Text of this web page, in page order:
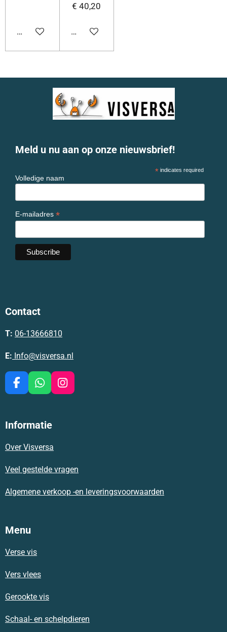
In winkelwagen
€ 40,20
In winkelwagen
Meld u nu aan op onze nieuwsbrief!
* indicates required
Volledige naam
E-mailadres *
Contact
T: 06-13666810
E: Info@visversa.nl
F
a
b
o
W
h
s
p
I
n
m
Informatie
Over Visversa
Veel gestelde vragen
Algemene verkoop -en leveringsvoorwaarden
Menu
Verse vis
Vers vlees
Gerookte vis
Schaal- en schelpdieren